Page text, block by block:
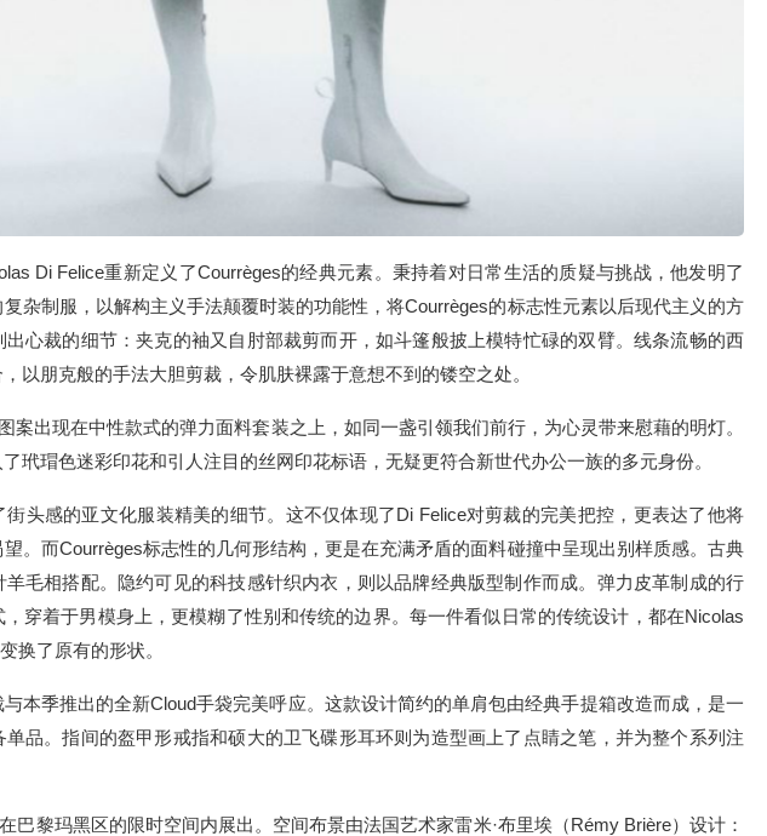
Di Felice重新定义了Courrèges的经典元素。秉持着对⽇常⽣活的质疑与挑战，他发明了
杂制服，以解构主义⼿法颠覆时装的功能性，将Courrèges的标志性元素以后现代主义的⽅
⼼裁的细节：夹克的袖⼜⾃肘部裁剪⽽开，如⽃篷般披上模特忙碌的双臂。线条流畅的西
以朋克般的⼿法⼤胆剪裁，令肌肤裸露于意想不到的镂空之处。
案出现在中性款式的弹⼒⾯料套装之上，如同⼀盏引领我们前⾏，为⼼灵带来慰藉的明灯。
玳瑁⾊迷彩印花和引⼈注⽬的丝⽹印花标语，⽆疑更符合新世代办公⼀族的多元⾝份。
头感的亚⽂化服装精美的细节。这不仅体现了Di Felice对剪裁的完美把控，更表达了他将
。⽽Courrèges标志性的⼏何形结构，更是在充满⽭盾的⾯料碰撞中呈现出别样质感。古典
⽑相搭配。隐约可见的科技感针织内⾐，则以品牌经典版型制作⽽成。弹⼒⽪⾰制成的⾏
穿着于男模⾝上，更模糊了性别和传统的边界。每⼀件看似⽇常的传统设计，都在Nicolas
换了原有的形状。
本季推出的全新Cloud⼿袋完美呼应。这款设计简约的单肩包由经典⼿提箱改造⽽成，是⼀
品。指间的盔甲形戒指和硕⼤的卫飞碟形⽿环则为造型画上了点睛之笔，并为整个系列注
巴黎玛⿊区的限时空间内展出。空间布景由法国艺术家雷⽶·布⾥埃（Rémy Brière）设计：